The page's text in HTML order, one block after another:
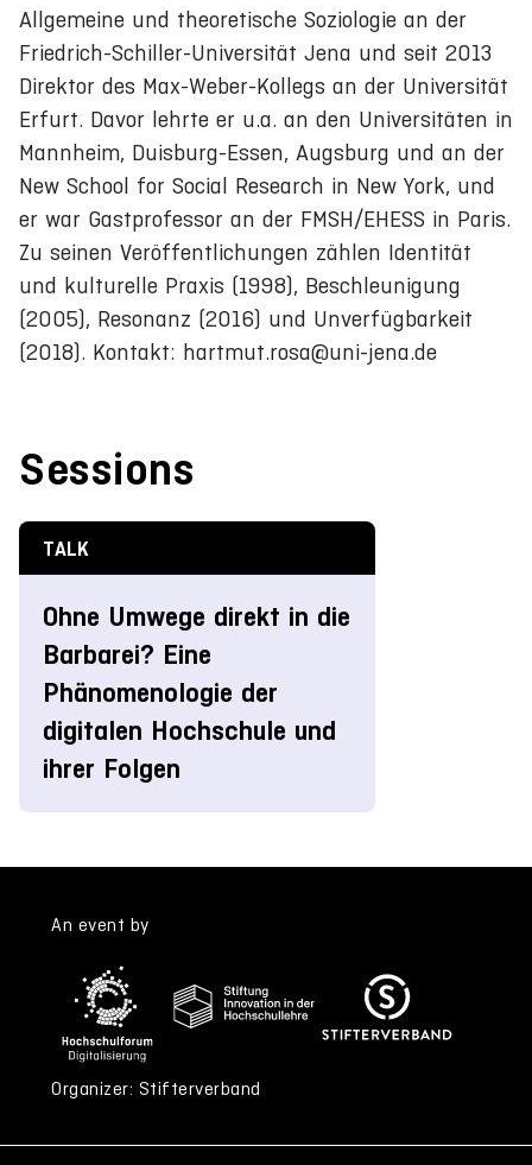
Allgemeine und theoretische Soziologie an der
Friedrich-Schiller-Universität Jena und seit 2013
Direktor des Max-Weber-Kollegs an der Universität
Erfurt. Davor lehrte er u.a. an den Universitäten in
Mannheim, Duisburg-Essen, Augsburg und an der
New School for Social Research in New York, und
er war Gastprofessor an der FMSH/EHESS in Paris.
Zu seinen Veröffentlichungen zählen Identität
und kulturelle Praxis (1998), Beschleunigung
(2005), Resonanz (2016) und Unverfügbarkeit
(2018). Kontakt: hartmut.rosa@uni-jena.de
Sessions
TALK
Ohne Umwege direkt in die
Barbarei? Eine
Phänomenologie der
digitalen Hochschule und
ihrer Folgen
An event by
Organizer: Stifterverband